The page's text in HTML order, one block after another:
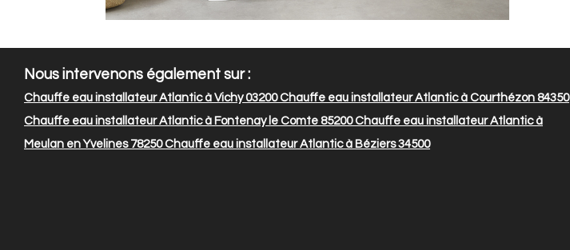
Nous intervenons également sur :
Chauffe eau installateur Atlantic à Vichy 03200Chauffe eau installateur Atlantic à Courthézon 84350
Chauffe eau installateur Atlantic à Fontenay le Comte 85200Chauffe eau installateur Atlantic à
Meulan en Yvelines 78250Chauffe eau installateur Atlantic à Béziers 34500